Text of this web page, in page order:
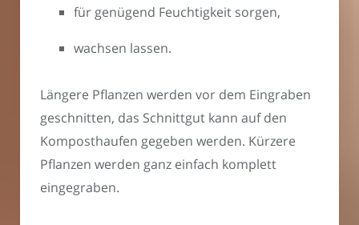
für genügend Feuchtigkeit sorgen,
wachsen lassen.
Längere Pflanzen werden vor dem Eingraben
geschnitten, das Schnittgut kann auf den
Komposthaufen gegeben werden. Kürzere
Pflanzen werden ganz einfach komplett
eingegraben.